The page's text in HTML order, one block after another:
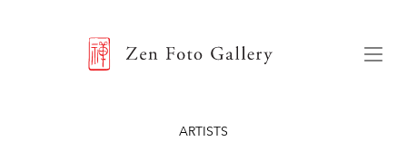
ARTISTS